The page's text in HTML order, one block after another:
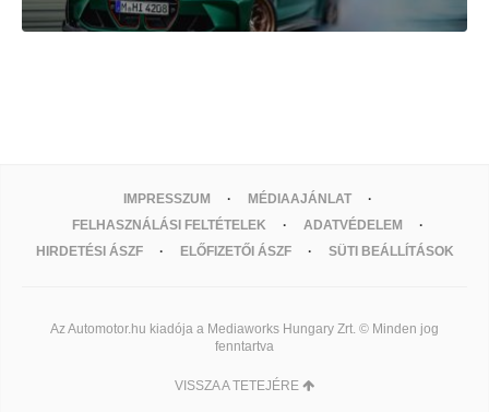
IMPRESSZUM
MÉDIAAJÁNLAT
FELHASZNÁLÁSI FELTÉTELEK
ADATVÉDELEM
HIRDETÉSI ÁSZF
ELŐFIZETŐI ÁSZF SÜTI BEÁLLÍTÁSOK
Az Automotor.hu kiadója a Mediaworks Hungary Zrt. © Minden jog
fenntartva
VISSZA A TETEJÉRE